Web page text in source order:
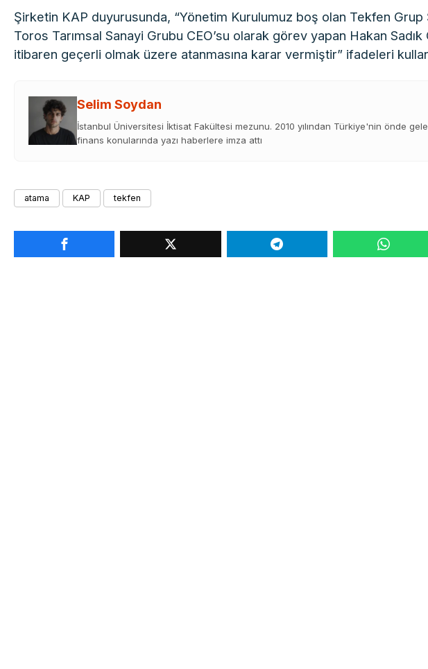
Şirketin KAP duyurusunda, “Yönetim Kurulumuz boş olan Tekfen Grup
Toros Tarımsal Sanayi Grubu CEO’su olarak görev yapan Hakan
itibaren geçerli olmak üzere atanmasına karar vermiştir” ifadeleri
Selim Soydan
İstanbul Üniversitesi İktisat Fakültesi mezunu. 2010 yılından Türkiye'nin önde
finans konularında yazı haberlere imza attı
atama KAP tekfen